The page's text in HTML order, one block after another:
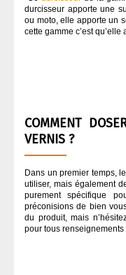
durcisseur apporte une
ou moto, elle apporte un
cette gamme c’est
COMMENT
VERNIS ?
Dans un premier temps,
utiliser, mais également
purement spécifique
préconisions de bien
du produit, mais
pour tous renseignements